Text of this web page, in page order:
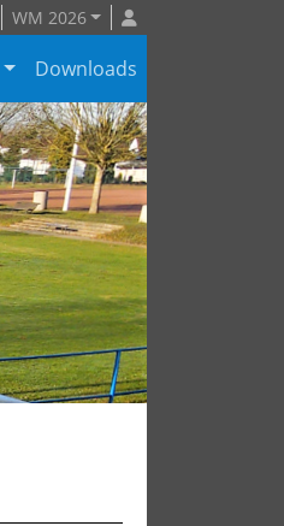
WM 2026
Downloads